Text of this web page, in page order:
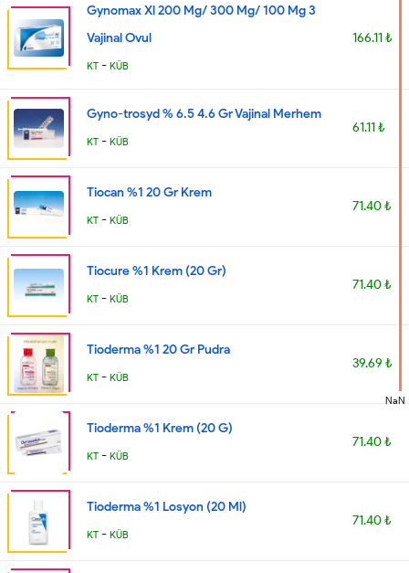
Gynomax Xl 200 Mg/ 300 Mg/ 100 Mg 3
Vajinal Ovul
KT - KÜB
166.11 ₺
Gyno-trosyd % 6.5 4.6 Gr Vajinal Merhem
KT - KÜB
61.11 ₺
Tiocan %1 20 Gr Krem
KT - KÜB
71.40 ₺
Tiocure %1 Krem (20 Gr)
KT - KÜB
71.40 ₺
Tioderma %1 20 Gr Pudra
KT - KÜB
39.69 ₺
Tioderma %1 Krem (20 G)
KT - KÜB
71.40 ₺
Tioderma %1 Losyon (20 Ml)
KT - KÜB
71.40 ₺
NaN